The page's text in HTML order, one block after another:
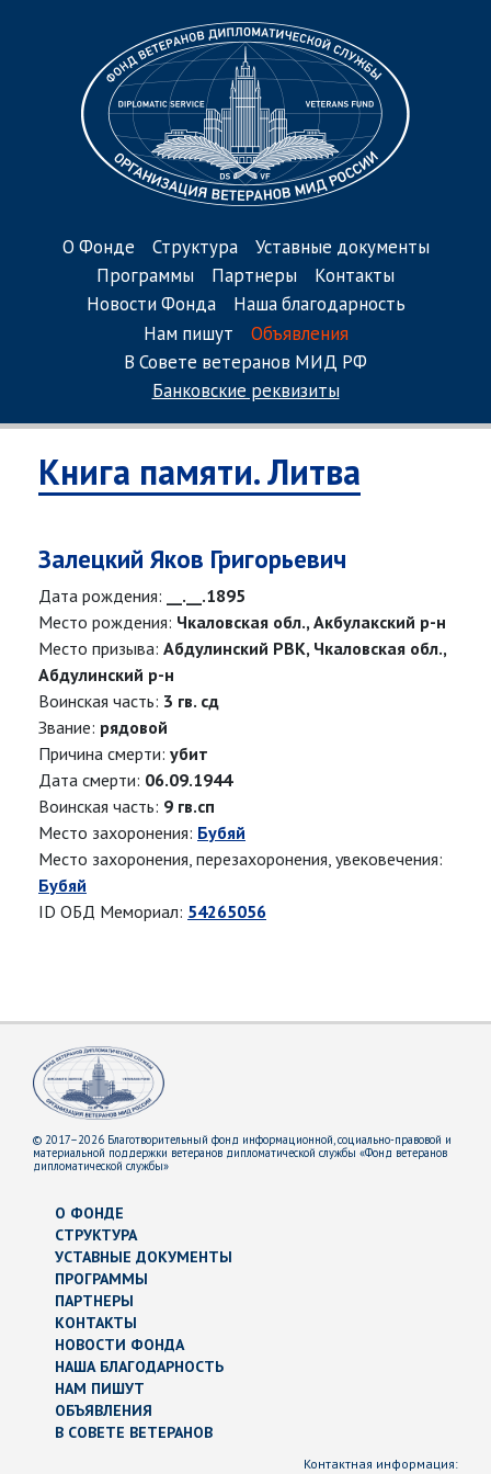
О Фонде Структура
Уставные документы
Программы
Партнеры
Контакты
Новости Фонда
Наша благодарность
Нам пишут
Объявления
В Совете ветеранов МИД РФ
Банковские реквизиты
Книга памяти. Литва
Залецкий Яков Григорьевич
Дата рождения:
__.__.1895
Место рождения: Чкаловская обл., Акбулакский р-н
Место призыва: Абдулинский РВК, Чкаловская обл.,
Абдулинский р-н
Воинская часть: 3 гв. сд
Звание: рядовой
Причина смерти: убит
Дата смерти: 06.09.1944
Воинская часть: 9 гв.сп
Место захоронения: Бубяй
Место захоронения, перезахоронения, увековечения:
Бубяй
ID ОБД Мемориал: 54265056
© 2017–2026 Благотворительный фонд информационной, социально-правовой и
материальной поддержки ветеранов дипломатической службы «Фонд ветеранов
дипломатической службы»
О ФОНДЕ
СТРУКТУРА
УСТАВНЫЕ ДОКУМЕНТЫ
ПРОГРАММЫ
ПАРТНЕРЫ
КОНТАКТЫ
НОВОСТИ ФОНДА
НАША БЛАГОДАРНОСТЬ
НАМ ПИШУТ
ОБЪЯВЛЕНИЯ
В СОВЕТЕ ВЕТЕРАНОВ
Контактная информация: